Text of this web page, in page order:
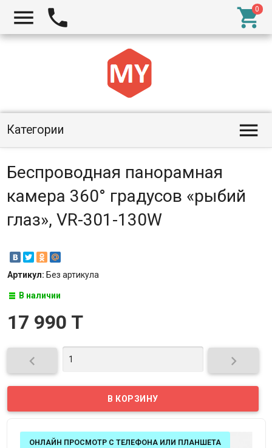
  
Категории 
Беспроводная панорамная
камера 360° градусов «рыбий
глаз», VR-301-130W
Артикул: Без артикула
В наличии
17 990 T
 
ОНЛАЙН ПРОСМОТР С ТЕЛЕФОНА ИЛИ ПЛАНШЕТА